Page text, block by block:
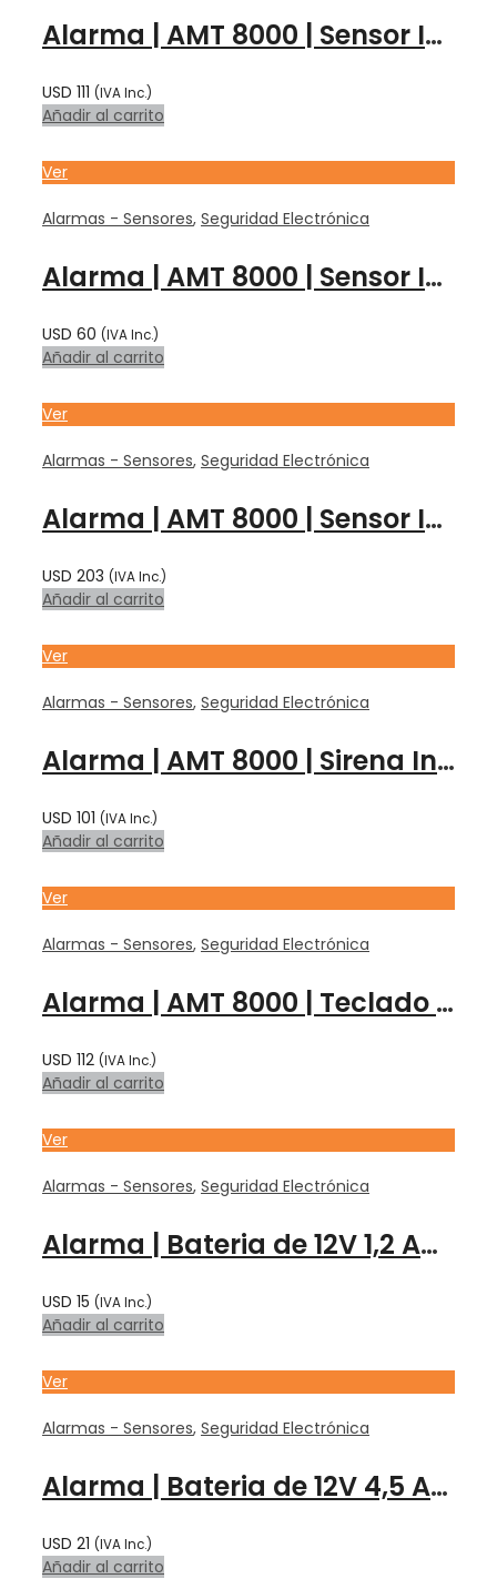
Alarma | AMT 8000 | Sensor INALAMBRICO PIR EXTERIOR| IVP 8000 EX – INTELBRAS
USD 111 (IVA Inc.)
Añadir al carrito
Ver
Alarmas - Sensores, Seguridad Electrónica
Alarma | AMT 8000 | Sensor INALAMBRICO PIR | IVP 8000 PET – INTELBRAS
USD 60 (IVA Inc.)
Añadir al carrito
Ver
Alarmas - Sensores, Seguridad Electrónica
Alarma | AMT 8000 | Sensor INALAMBRICO PIR | IVP 8000 PET CAM – INTELBRAS
USD 203 (IVA Inc.)
Añadir al carrito
Ver
Alarmas - Sensores, Seguridad Electrónica
Alarma | AMT 8000 | Sirena Interior INALAMBRICA | XSS 8000 – INTELBRAS
USD 101 (IVA Inc.)
Añadir al carrito
Ver
Alarmas - Sensores, Seguridad Electrónica
Alarma | AMT 8000 | Teclado INALAMBRICO XAT 8000 – INTELBRAS
USD 112 (IVA Inc.)
Añadir al carrito
Ver
Alarmas - Sensores, Seguridad Electrónica
Alarma | Bateria de 12V 1,2 Amp (sirena) – F1 – Kaise
USD 15 (IVA Inc.)
Añadir al carrito
Ver
Alarmas - Sensores, Seguridad Electrónica
Alarma | Bateria de 12V 4,5 Amp – F1 – Kaise
USD 21 (IVA Inc.)
Añadir al carrito